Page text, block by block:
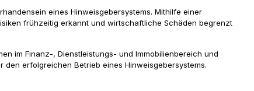
eines Hinweisgebersystems. Mithilfe einer
frühzeitig erkannt und wirtschaftliche Schäden begrenzt
im Finanz-, Dienstleistungs- und Immobilienbereich und
erfolgreichen Betrieb eines Hinweisgebersystems.